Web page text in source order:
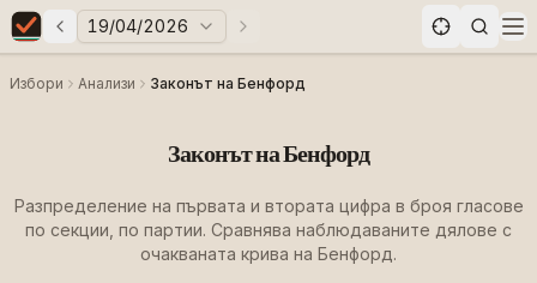
Elections in Bulgaria data statistics
Предни избори
19/04/2026 Следващи избори
Избори Анализи Законът на Бенфорд
Законът на Бенфорд
Разпределение на първата и втората цифра в броя гласове
по секции, по партии. Сравнява наблюдаваните дялове с
очакваната крива на Бенфорд.